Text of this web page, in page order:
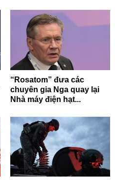
“Rosatom” đưa các
chuyên gia Nga quay lại
Nhà máy điện hạt...